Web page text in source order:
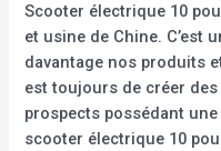
Scooter électrique 10
et usine de Chine. C’est
davantage nos produits
est toujours de créer
prospects possédant
scooter électrique 10